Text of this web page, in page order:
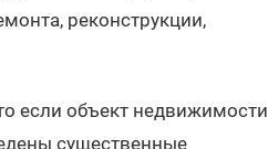
реконструкции,
если объект недвижимости
существенные